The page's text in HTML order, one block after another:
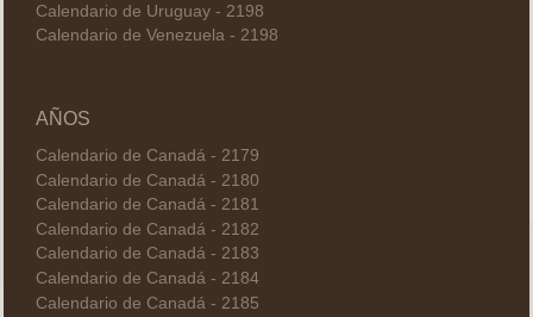
Calendario de Uruguay - 2198
Calendario de Venezuela - 2198
AÑOS
Calendario de Canadá - 2179
Calendario de Canadá - 2180
Calendario de Canadá - 2181
Calendario de Canadá - 2182
Calendario de Canadá - 2183
Calendario de Canadá - 2184
Calendario de Canadá - 2185